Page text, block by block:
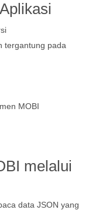
tergantung pada
MOBI
melalui
data JSON yang